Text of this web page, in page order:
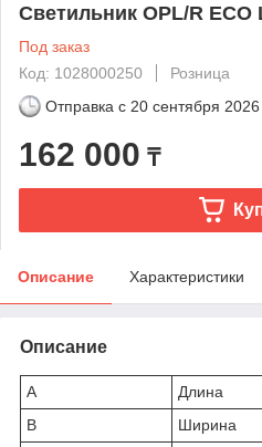
Светильник OPL/R ECO
Под заказ
Код: 1028000250
Розница
Отправка с 20 сентября 2026
162 000 ₸
Описание Характеристики
Описание
A Длина
B
Ширина